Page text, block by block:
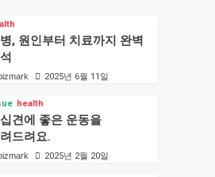
, 원인부터 치료까지 완벽
2025년 6월 11일
health
견에 좋은 운동을
드려요.
2025년 2월 20일